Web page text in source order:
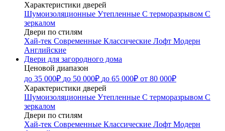
Характеристики дверей
Шумоизоляционные Утепленные С терморазрывом С
зеркалом
Двери по стилям
Хай-тек Современные Классические Лофт Модерн
Английские
Двери для загородного дома
Ценовой диапазон
до 35 000₽ до 50 000₽ до 65 000₽ от 80 000₽
Характеристики дверей
Шумоизоляционные Утепленные С терморазрывом С
зеркалом
Двери по стилям
Хай-тек Современные Классические Лофт Модерн